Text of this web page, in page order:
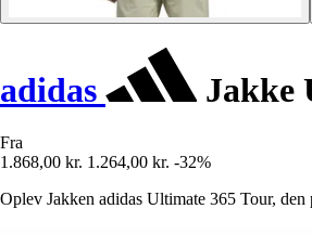
adidas Jakke
Fra
1.868,00 kr. 1.264,00 kr. -32%
Oplev Jakken adidas Ultimate 365 Tour,